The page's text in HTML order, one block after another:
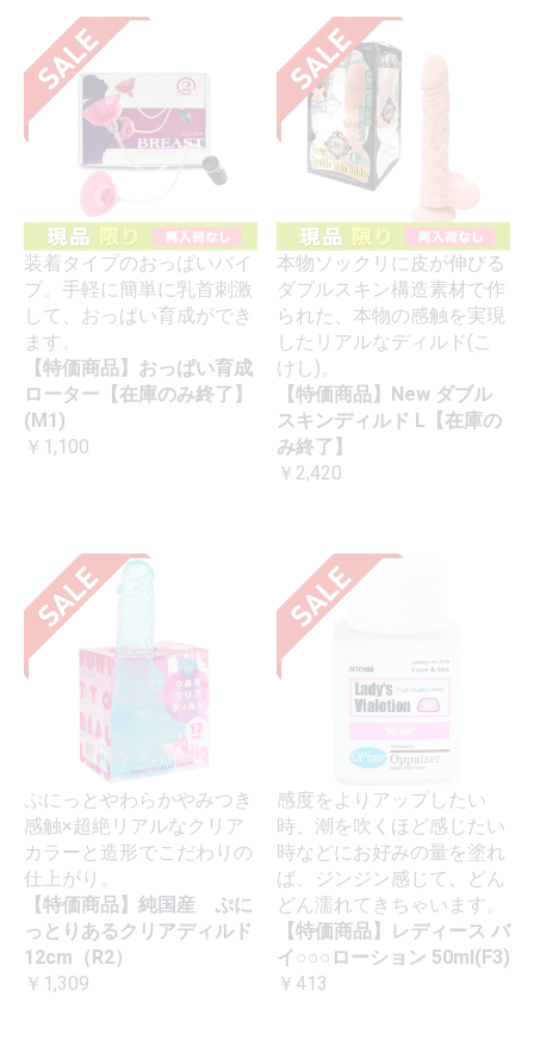
装着タイプのおっぱいバイ
ブ。手軽に簡単に乳首刺激
して、おっぱい育成ができ
ます。
【特価商品】おっぱい育成
ローター【在庫のみ終了】
(M1)
￥1,100
本物ソックリに皮が伸びる
ダブルスキン構造素材で作
られた、本物の感触を実現
したリアルなディルド(こ
けし)。
【特価商品】New ダブル
スキンディルド L【在庫の
み終了】
￥2,420
ぷにっとやわらかやみつき
感触×超絶リアルなクリア
カラーと造形でこだわりの
仕上がり。
【特価商品】純国産 ぷに
っとりあるクリアディルド
12cm（R2）
￥1,309
感度をよりアップしたい
時、潮を吹くほど感じたい
時などにお好みの量を塗れ
ば、ジンジン感じて、どん
どん濡れてきちゃいます。
【特価商品】レディース バ
イ○○○ローション 50ml(F3)
￥413